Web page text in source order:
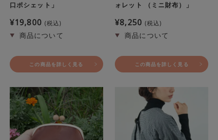
口ポシェット」
¥19,800 税込
この商品を詳しく見る
ォレット （ミニ財布）」
¥8,250 税込
この商品を詳しく見る